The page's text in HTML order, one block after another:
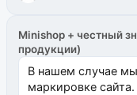
Minishop + честный
продукции)
В нашем случае
маркировке сайта.